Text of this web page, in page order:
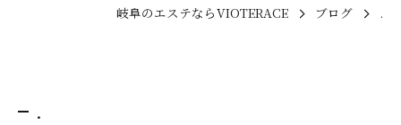
岐阜のエステならVIOTERACE ブログ .
.